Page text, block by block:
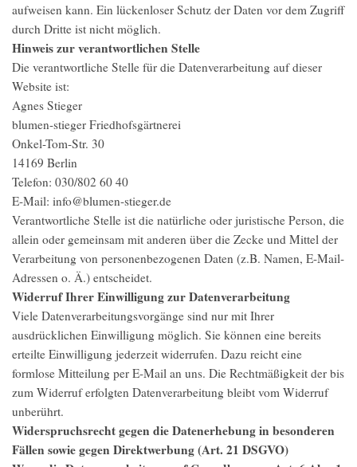
aufweisen kann. Ein lückenloser Schutz der Daten vor dem Zugriff
durch Dritte ist nicht möglich.
Hinweis zur verantwortlichen Stelle
Die verantwortliche Stelle für die Datenverarbeitung auf dieser
Website ist:
Agnes Stieger
blumen-stieger Friedhofsgärtnerei
Onkel-Tom-Str. 30
14169 Berlin
Telefon: 030/802 60 40
E-Mail: info@blumen-stieger.de
Verantwortliche Stelle ist die natürliche oder juristische Person, die
allein oder gemeinsam mit anderen über die Zecke und Mittel der
Verarbeitung von personenbezogenen Daten (z.B. Namen, E-Mail-
Adressen o. Ä.) entscheidet.
Widerruf Ihrer Einwilligung zur Datenverarbeitung
Viele Datenverarbeitungsvorgänge sind nur mit Ihrer
ausdrücklichen Einwilligung möglich. Sie können eine bereits
erteilte Einwilligung jederzeit widerrufen. Dazu reicht eine
formlose Mitteilung per E-Mail an uns. Die Rechtmäßigkeit der bis
zum Widerruf erfolgten Datenverarbeitung bleibt vom Widerruf
unberührt.
Widerspruchsrecht gegen die Datenerhebung in besonderen
Fällen sowie gegen Direktwerbung (Art. 21 DSGVO)